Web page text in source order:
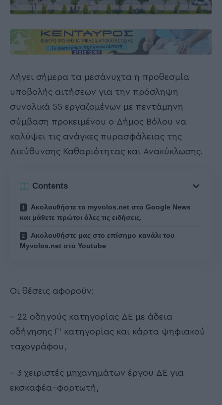
Λήγει σήμερα τα μεσάνυχτα η προθεσμία
υποβολής αιτήσεων για την πρόσληψη
συνολικά 55 εργαζομένων με πεντάμηνη
σύμβαση προκειμένου ο Δήμος Βόλου να
καλύψει τις ανάγκες πυρασφάλειας της
Διεύθυνσης Καθαριότητας και Ανακύκλωσης.
Contents
Ακολουθήστε το myvolos.net στο Google News
και μάθετε πρώτοι όλες τις ειδήσεις.
Ακολουθήστε μας στο επίσημο κανάλι του
Myvolos.net στο Youtube
Οι θέσεις αφορούν:
– 22 οδηγούς κατηγορίας ΔΕ με άδεια
οδήγησης Γ’ κατηγορίας και κάρτα ψηφιακού
ταχογράφου,
– 3 χειριστές μηχανημάτων έργου ΔΕ για
εκσκαφέα–φορτωτή,